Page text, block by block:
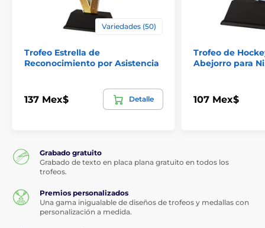
Variedades (50)
Trofeo Estrella de
Reconocimiento por Asistencia
137 Mex$ Detalle
Trofeo de
Abejorro para
107 Mex$
Grabado gratuito
Grabado de texto en placa plana gratuito en todos los
trofeos.
Premios personalizados
Una gama inigualable de diseños de trofeos y medallas con
personalización a medida.